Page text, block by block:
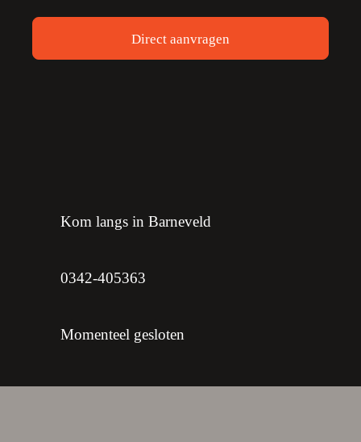
Direct aanvragen
Kom langs in Barneveld
0342-405363
Momenteel gesloten